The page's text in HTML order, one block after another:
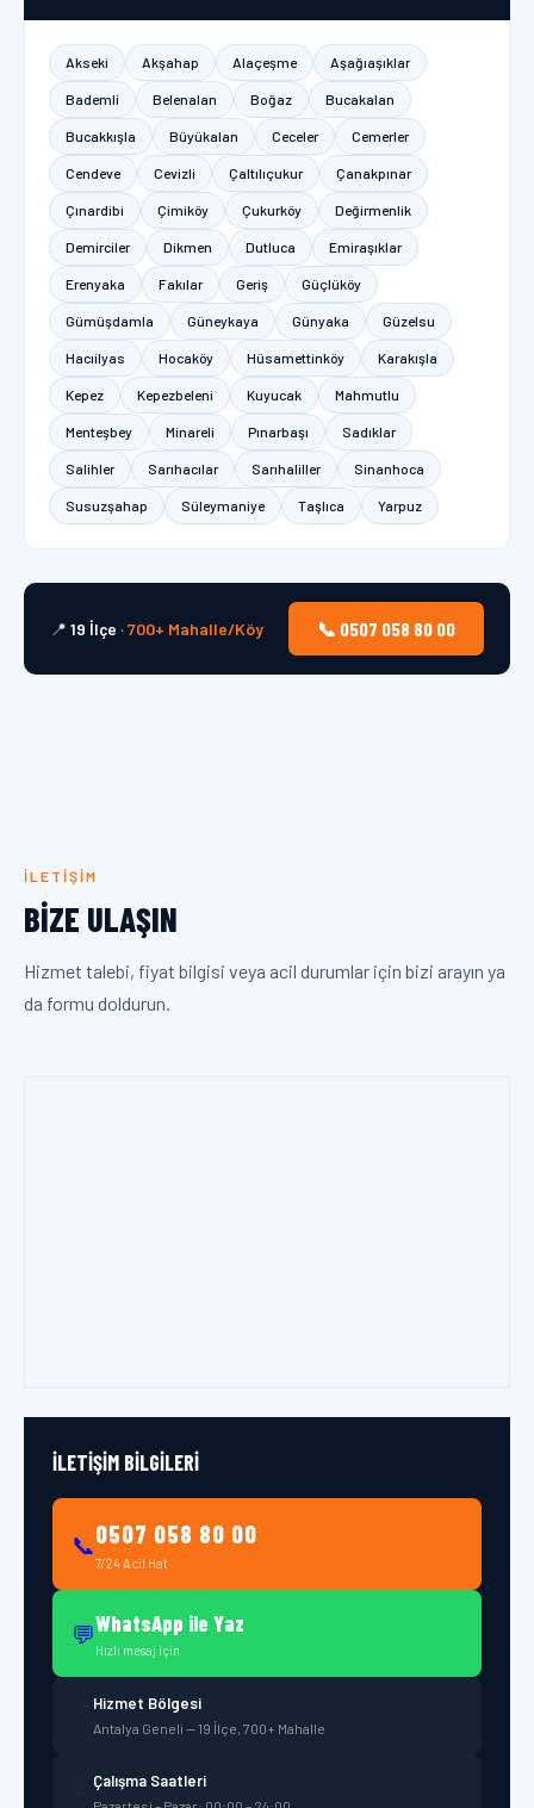
Akseki Akşahap Alaçeşme Aşağıaşıklar
Bademli Belenalan Boğaz Bucakalan
Bucakkışla Büyükalan Ceceler Cemerler
Cendeve Cevizli Çaltılıçukur Çanakpınar
Çınardibi Çimiköy Çukurköy Değirmenlik
Demirciler Dikmen Dutluca Emiraşıklar
Erenyaka Fakılar Geriş Güçlüköy
Gümüşdamla Güneykaya Günyaka Güzelsu
Hacıilyas Hocaköy Hüsamettinköy Karakışla
Kepez Kepezbeleni Kuyucak Mahmutlu
Menteşbey Minareli Pınarbaşı Sadıklar
Salihler Sarıhacılar Sarıhaliller Sinanhoca
Susuzşahap Süleymaniye Taşlıca Yarpuz
📍 19 İlçe · 700+ Mahalle/Köy 📞 0507 058 80 00
İLETIŞIM
BIZE ULAŞIN
Hizmet talebi, fiyat bilgisi veya acil durumlar için bizi arayın ya
da formu doldurun.
İLETIŞIM BILGILERI
📞0507 058 80 00
7/24 Acil Hat
💬WhatsApp ile Yaz
Hızlı mesaj için
Hizmet Bölgesi
Antalya Geneli — 19 İlçe, 700+ Mahalle
Çalışma Saatleri